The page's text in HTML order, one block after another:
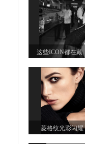
这些ICON都在戴
菱格纹光彩闪耀